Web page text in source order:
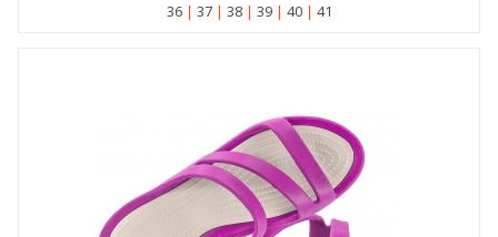
36
37 38 39 40 41